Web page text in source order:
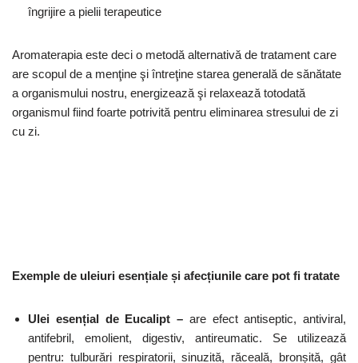
îngrijire a pielii terapeutice
Aromaterapia este deci o metodă alternativă de tratament care
are scopul de a menţine şi întreţine starea generală de sănătate
a organismului nostru, energizează şi relaxează totodată
organismul fiind foarte potrivită pentru eliminarea stresului de zi
cu zi.
Exemple de uleiuri esențiale și afecțiunile care pot fi tratate
Ulei esențial de Eucalipt – are efect antiseptic, antiviral,
antifebril, emolient, digestiv, antireumatic. Se utilizează
pentru: tulburări respiratorii, sinuzită, răceală, bronșită, gât